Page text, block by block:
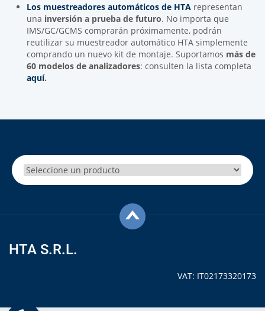
Los muestreadores automáticos de HTA representan
una inversión a prueba de futuro. No importa que
IMS/GC/GCMS comprarán próximamente, podrán
reutilizar su muestreador automático HTA simplemente
comprando un nuevo kit de montaje. Suportamos más de
60 modelos de analizadores: consulten la lista completa
aquí.
HTA S.R.L.
VAT: IT02173320173